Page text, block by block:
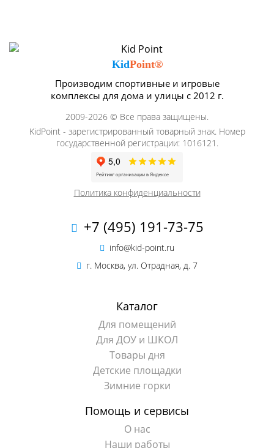
Каталог
Для помещений
Для ДОУ и ШКОЛ
Товары дня
Детские площадки
Зимние горки
Помощь и сервисы
О нас
Наши работы
+7 (495) 191-73-75
info@kid-point.ru
г. Москва, ул. Отрадная, д. 7
KidPoint®
Производим спортивные и игровые
комплексы для дома и улицы с 2012 г.
2009-2026 © Все права защищены.
KidPoint - зарегистрированный товарный знак. Номер
государственной регистрации: 1016121.
Политика конфиденциальности